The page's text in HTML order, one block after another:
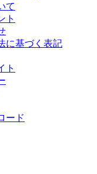
て
ト
に基づく表記
ト
ード